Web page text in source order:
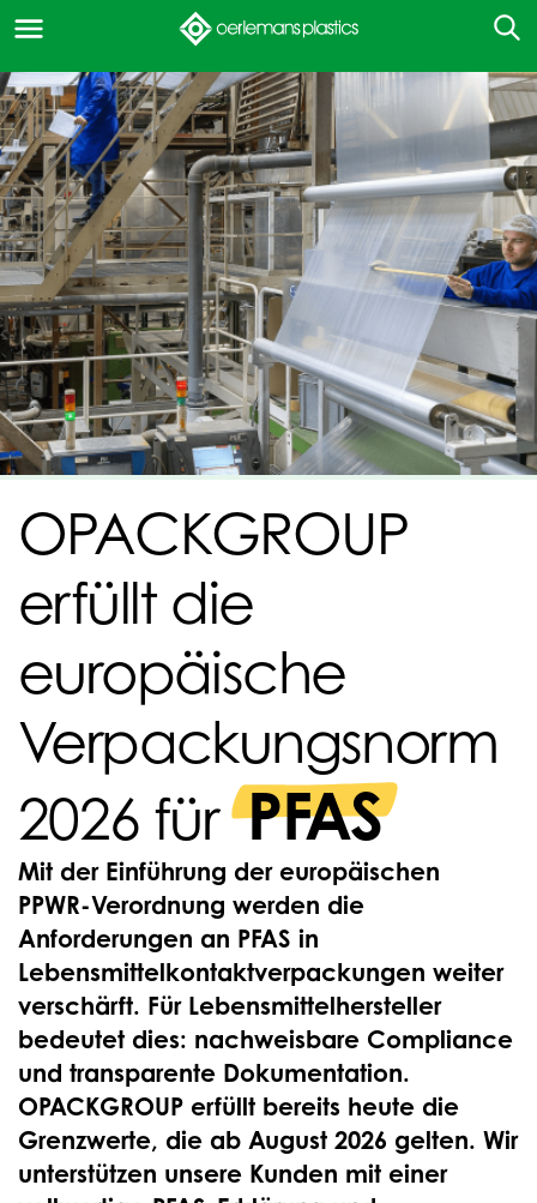
OPACKGROUP
erfüllt die
europäische
Verpackungsnorm
2026 für PFAS
Mit der Einführung der europäischen
PPWR-Verordnung werden die
Anforderungen an PFAS in
Lebensmittelkontaktverpackungen weiter
verschärft. Für Lebensmittelhersteller
bedeutet dies: nachweisbare Compliance
und transparente Dokumentation.
OPACKGROUP erfüllt bereits heute die
Grenzwerte, die ab August 2026 gelten. Wir
unterstützen unsere Kunden mit einer